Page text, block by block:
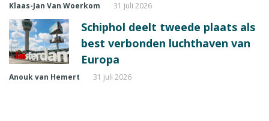
Klaas-Jan Van Woerkom 31 juli 2026
Schiphol deelt tweede plaats als
best verbonden luchthaven van
Europa
Anouk van Hemert 31 juli 2026